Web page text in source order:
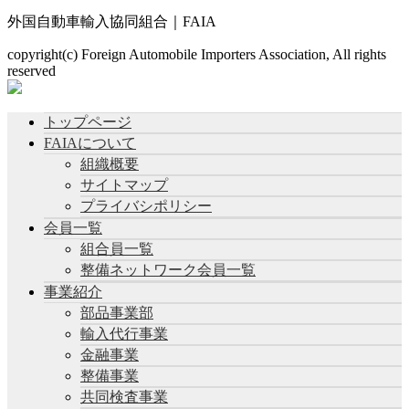
外国自動車輸入協同組合｜FAIA
copyright(c) Foreign Automobile Importers Association, All rights
reserved
トップページ
FAIAについて
組織概要
サイトマップ
プライバシポリシー
会員一覧
組合員一覧
整備ネットワーク会員一覧
事業紹介
部品事業部
輸入代行事業
金融事業
整備事業
共同検査事業